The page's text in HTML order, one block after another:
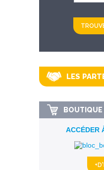
et
km
LES
ACCÉDER